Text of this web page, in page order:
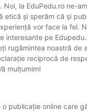
Noi, la EduPedu.ro ne-
etică și sperăm că și
vor face la fel.
interesante pe
rugămintea noastră de
reciprocă de
mulțumim!
o publicație online care